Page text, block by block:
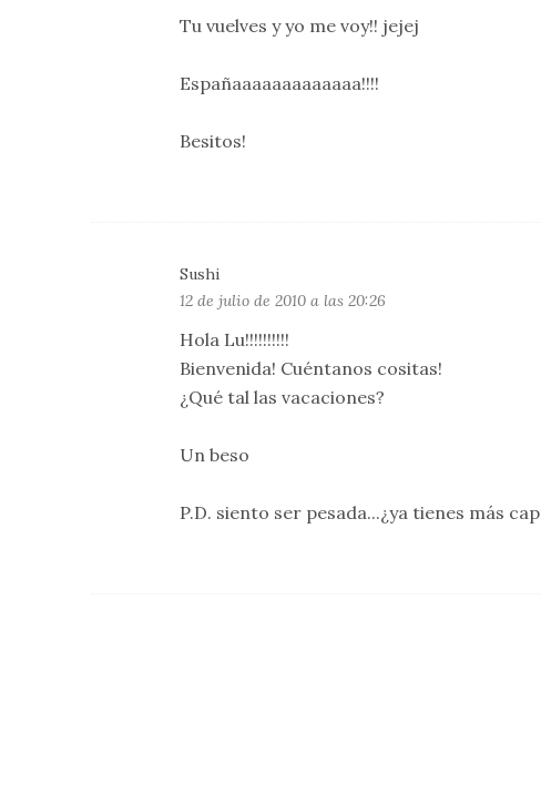
Tu vuelves y yo me voy!! jejej
Españaaaaaaaaaaaaa!!!!
Besitos!
Sushi
12 de julio de 2010 a las 20:26
Hola Lu!!!!!!!!!!
Bienvenida! Cuéntanos cositas!
¿Qué tal las vacaciones?
Un beso
P.D. siento ser pesada...¿ya tienes más